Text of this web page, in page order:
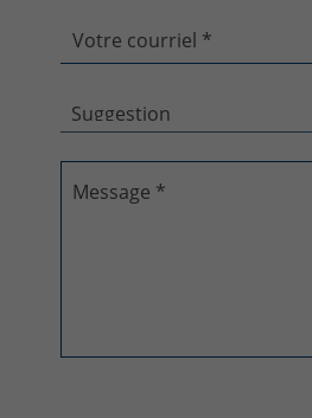
Votre courriel *
Message *